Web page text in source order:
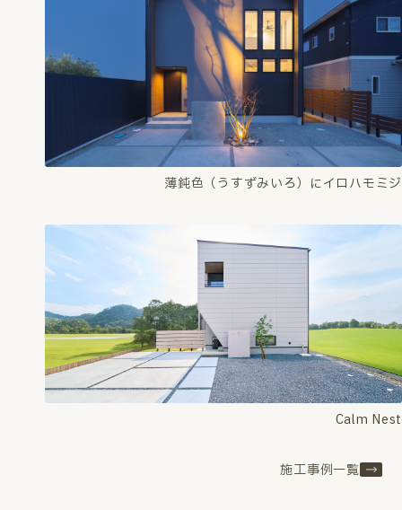
薄鈍色（うすずみいろ）にイロハモミジ
Calm Nest
施工事例一覧